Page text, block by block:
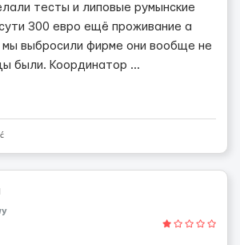
тесты и липовые румынские
300 евро ещё проживание а
выбросили фирме они вообще не
были. Координатор ...